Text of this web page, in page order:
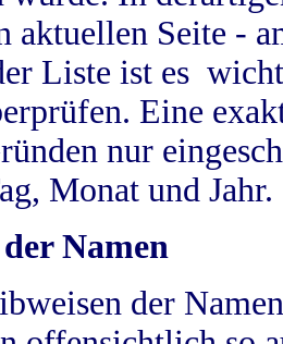
aktuellen Seite -
Liste ist es
Eine
nur
Monat und Jahr.
Namen
der